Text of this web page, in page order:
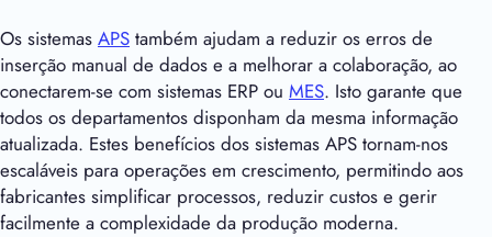
Os sistemas APS também ajudam a reduzir os erros de
inserção manual de dados e a melhorar a colaboração, ao
conectarem-se com sistemas ERP ou MES. Isto garante que
todos os departamentos disponham da mesma informação
atualizada. Estes benefícios dos sistemas APS tornam-nos
escaláveis para operações em crescimento, permitindo aos
fabricantes simplificar processos, reduzir custos e gerir
facilmente a complexidade da produção moderna.